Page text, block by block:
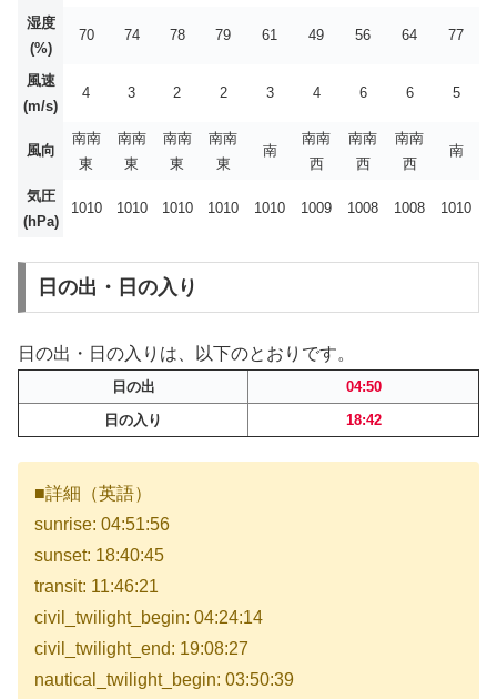
湿度
(%)
70 74 78 79 61 49 56 64 77
風速
(m/s)
4 3 2 2 3 4 6 6 5
風向
南南
東
南南
東
南南
東
南南
東
南
南南
西
南南
西
南南
西
南
気圧
(hPa)
1010 1010 1010 1010 1010 1009 1008 1008 1010
日の出・日の入り
日の出・日の入りは、以下のとおりです。
日の出
04:50
日の入り
18:42
■詳細（英語）
sunrise: 04:51:56
sunset: 18:40:45
transit: 11:46:21
civil_twilight_begin: 04:24:14
civil_twilight_end: 19:08:27
nautical_twilight_begin: 03:50:39